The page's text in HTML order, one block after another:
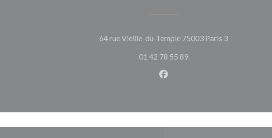
64 rue Vieille-du-Temple 75003 Paris 3((abre en una
01 42 78 55 89
Facebook ((abre en una